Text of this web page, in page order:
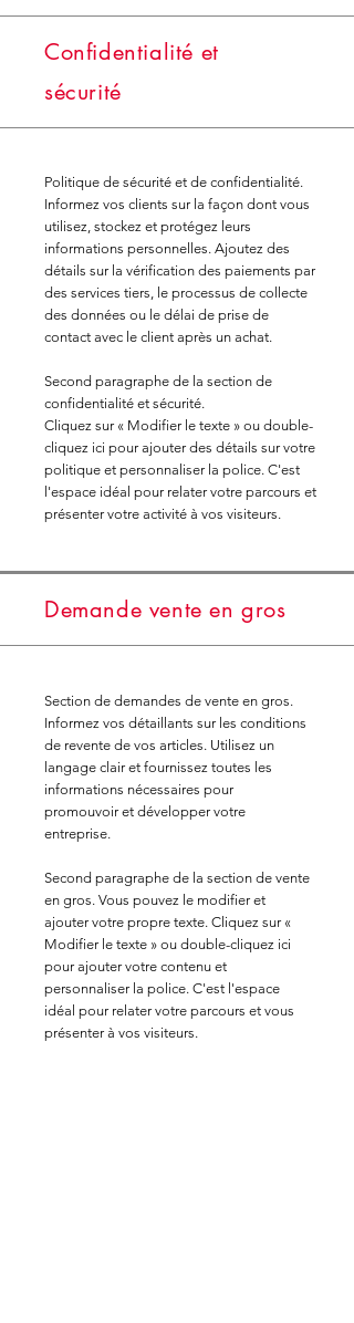
Confidentialité et
sécurité
Politique de sécurité et de confidentialité.
Informez vos clients sur la façon dont vous
utilisez, stockez et protégez leurs
informations personnelles. Ajoutez des
détails sur la vérification des paiements par
des services tiers, le processus de collecte
des données ou le délai de prise de
contact avec le client après un achat.
Second paragraphe de la section de
confidentialité et sécurité.
Cliquez sur « Modifier le texte » ou double-
cliquez ici pour ajouter des détails sur votre
politique et personnaliser la police. C'est
l'espace idéal pour relater votre parcours et
présenter votre activité à vos visiteurs.
Demande vente en gros
Section de demandes de vente en gros.
Informez vos détaillants sur les conditions
de revente de vos articles. Utilisez un
langage clair et fournissez toutes les
informations nécessaires pour
promouvoir et développer votre
entreprise.
Second paragraphe de la section de vente
en gros. Vous pouvez le modifier et
ajouter votre propre texte. Cliquez sur «
Modifier le texte » ou double-cliquez ici
pour ajouter votre contenu et
personnaliser la police. C'est l'espace
idéal pour relater votre parcours et vous
présenter à vos visiteurs.